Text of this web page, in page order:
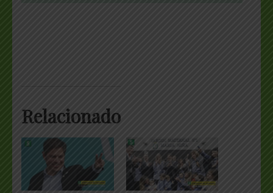
Relacionado